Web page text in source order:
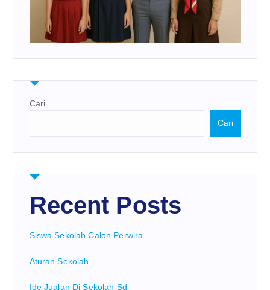
Cari
Cari
Recent Posts
Siswa Sekolah Calon Perwira
Aturan Sekolah
Ide Jualan Di Sekolah Sd